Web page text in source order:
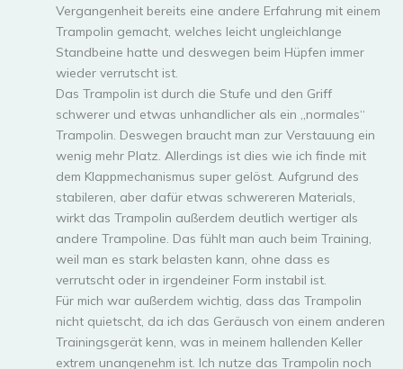
Vergangenheit bereits eine andere Erfahrung mit einem
Trampolin gemacht, welches leicht ungleichlange
Standbeine hatte und deswegen beim Hüpfen immer
wieder verrutscht ist.
Das Trampolin ist durch die Stufe und den Griff
schwerer und etwas unhandlicher als ein „normales“
Trampolin. Deswegen braucht man zur Verstauung ein
wenig mehr Platz. Allerdings ist dies wie ich finde mit
dem Klappmechanismus super gelöst. Aufgrund des
stabileren, aber dafür etwas schwereren Materials,
wirkt das Trampolin außerdem deutlich wertiger als
andere Trampoline. Das fühlt man auch beim Training,
weil man es stark belasten kann, ohne dass es
verrutscht oder in irgendeiner Form instabil ist.
Für mich war außerdem wichtig, dass das Trampolin
nicht quietscht, da ich das Geräusch von einem anderen
Trainingsgerät kenn, was in meinem hallenden Keller
extrem unangenehm ist. Ich nutze das Trampolin noch